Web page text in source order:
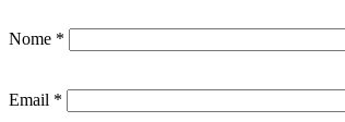
Nome *
Email *